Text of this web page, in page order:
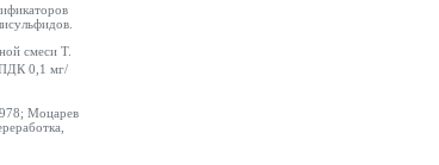
смеси Т.
ПДК 0,1 мг/
Моцарев